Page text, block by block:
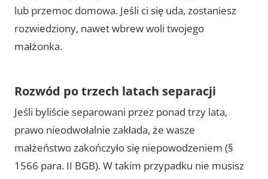
lub przemoc domowa. Jeśli ci się uda, zostaniesz
rozwiedziony, nawet wbrew woli twojego
małżonka.
Rozwód po trzech latach separacji
Jeśli byliście separowani przez ponad trzy lata,
prawo nieodwołalnie zakłada, że wasze
małżeństwo zakończyło się niepowodzeniem (§
1566 para. II BGB). W takim przypadku nie musisz